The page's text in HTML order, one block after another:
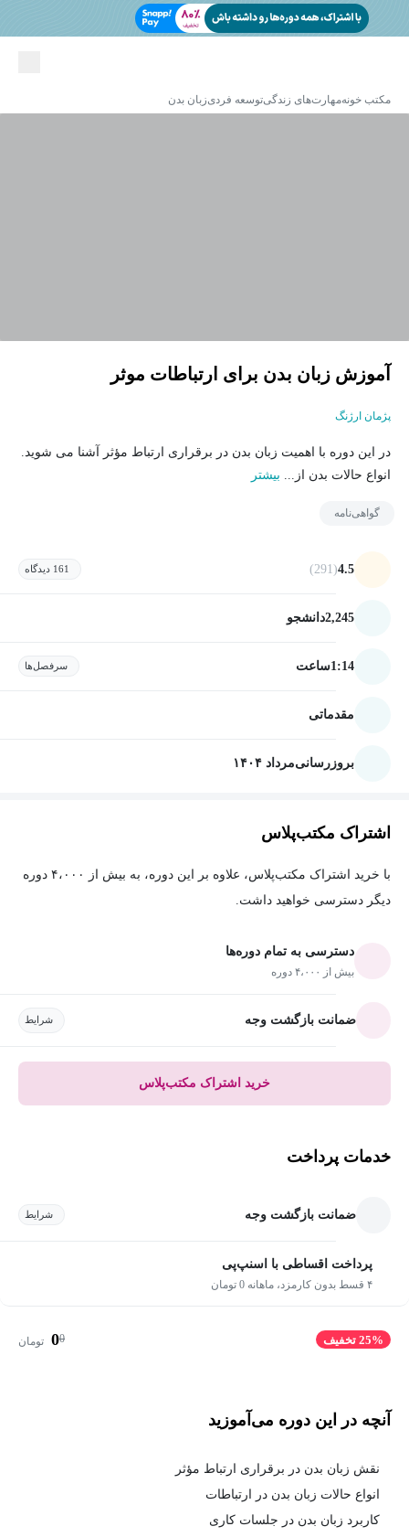
مکتب خونهمهارت‌های زندگیتوسعه فردیزبان بدن
آموزش زبان بدن برای ارتباطات موثر
پژمان ارژنگ
در این دوره با اهمیت زبان بدن در برقراری ارتباط مؤثر آشنا می شوید.
انواع حالات بدن از... بیشتر
گواهی‌نامه
4.5
(291) 161 دیدگاه
2,245دانشجو
1:14ساعت سرفصل‌ها
مقدماتی
بروزرسانیمرداد ۱۴۰۴
اشتراک مکتب‌پلاس
با خرید اشتراک مکتب‌پلاس، علاوه بر این دوره، به بیش از ۴،۰۰۰ دوره
دیگر دسترسی خواهید داشت.
دسترسی به تمام دوره‌ها
بیش از ۴،۰۰۰ دوره
ضمانت بازگشت وجه شرایط
خرید اشتراک مکتب‌پلاس
خدمات پرداخت
ضمانت بازگشت وجه شرایط
پرداخت اقساطی با اسنپ‌پی
۴ قسط بدون کارمزد، ماهانه 0 تومان
25% تخفیف 0
0 تومان
آنچه در این دوره می‌آموزید
نقش زبان بدن در برقراری ارتباط مؤثر
انواع حالات زبان بدن در ارتباطات
کاربرد زبان بدن در جلسات کاری